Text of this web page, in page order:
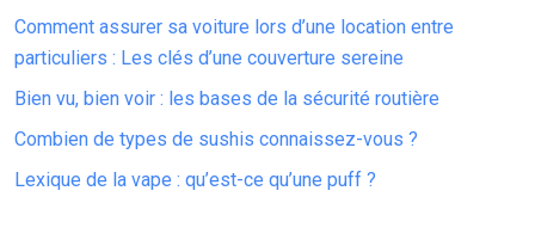
Comment assurer sa voiture lors d’une location entre
particuliers : Les clés d’une couverture sereine
Bien vu, bien voir : les bases de la sécurité routière
Combien de types de sushis connaissez-vous ?
Lexique de la vape : qu’est-ce qu’une puff ?